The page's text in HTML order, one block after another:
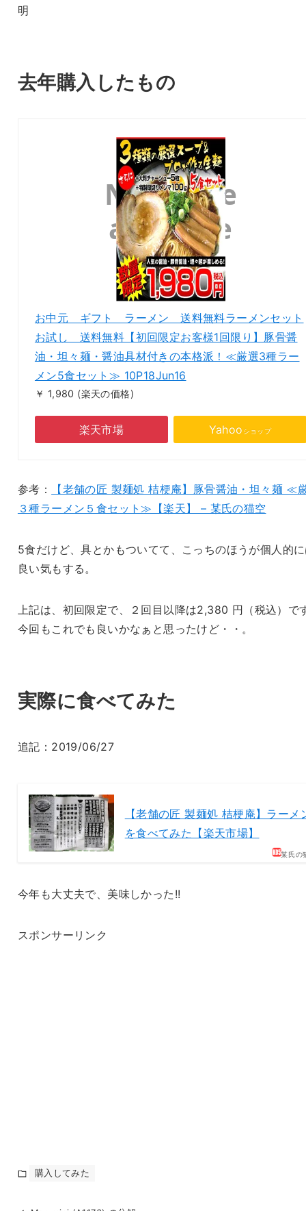
明
去年購入したもの
お中元 ギフト ラーメン 送料無料ラーメンセット
お試し 送料無料【初回限定お客様1回限り】豚骨醤
油・坦々麺・醤油具材付きの本格派！≪厳選3種ラー
メン5食セット≫ 10P18Jun16
￥ 1,980 (楽天の価格)
楽天市場 Yahoo ショップ
参考：
【老舗の匠 製麺処 桔梗庵】豚骨醤油・坦々麺 ≪
３種ラーメン５食セット≫【楽天】 – 某氏の猫空
5食だけど、具とかもついてて、こっちのほうが個人的
良い気もする。
上記は、初回限定で、２回目以降は2,380 円（税込）で
今回もこれでも良いかなぁと思ったけど・・。
実際に食べてみた
追記：2019/06/27
某氏の
【老舗の匠 製麺処 桔梗庵】ラーメ
を食べてみた【楽天市場】
今年も大丈夫で、美味しかった!!
スポンサーリンク
購入してみた